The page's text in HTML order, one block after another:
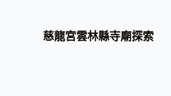
慈龍宮雲林縣寺廟探索